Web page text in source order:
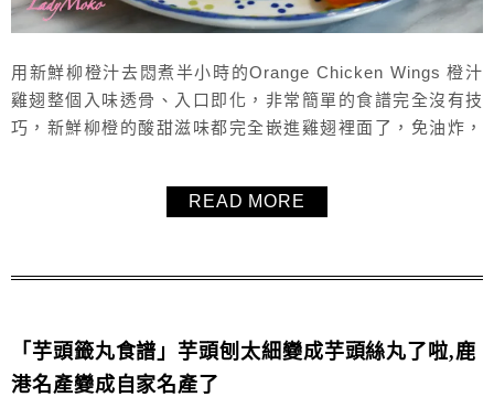
用新鮮柳橙汁去悶煮半小時的Orange Chicken Wings 橙汁
雞翅整個入味透骨、入口即化，非常簡單的食譜完全沒有技
巧，新鮮柳橙的酸甜滋味都完全嵌進雞翅裡面了，免油炸，
READ MORE
「芋頭籤丸食譜」芋頭刨太細變成芋頭絲丸了啦,鹿
港名產變成自家名產了